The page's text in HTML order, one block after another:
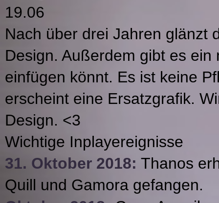
19.06
Nach über drei Jahren glänzt
Design. Außerdem gibt es
einfügen könnt. Es ist keine
erscheint eine Ersatzgrafik.
Design. <3
Wichtige Inplayereignisse
31. Oktober 2018: Thanos
Quill und Gamora gefangen.